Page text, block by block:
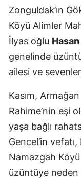
Zonguldak’ın
Köyü Alimler
İlyas oğlu
genelinde
ailesi ve
Kasım,
Rahime’nin eşi
yaşa bağlı
Gencel’in
Namazgah
üzüntüye neden